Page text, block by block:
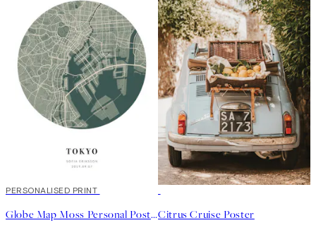
20%*
PERSONALISED PRINT
Globe Map Moss Personal PosterCitrus Cruise Poster